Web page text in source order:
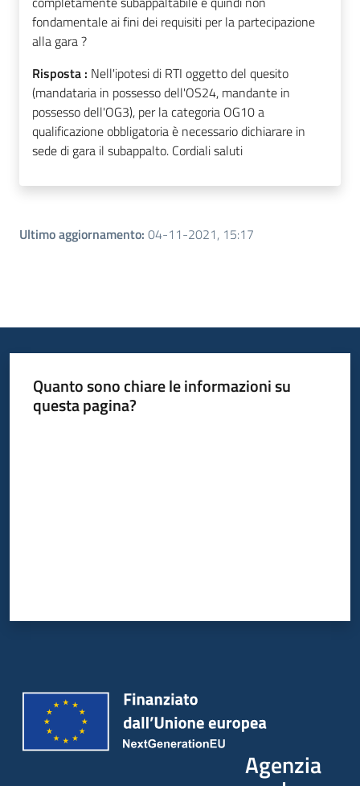
fondamentale ai fini dei requisiti per la partecipazione
alla gara ?
Risposta : Nell'ipotesi di RTI oggetto del quesito
(mandataria in possesso dell'OS24, mandante in
possesso dell'OG3), per la categoria OG10 a
qualificazione obbligatoria è necessario dichiarare in
sede di gara il subappalto. Cordiali saluti
Ultimo aggiornamento: 04-11-2021, 15:17
Quanto sono chiare le informazioni su
questa pagina?
Agenzia